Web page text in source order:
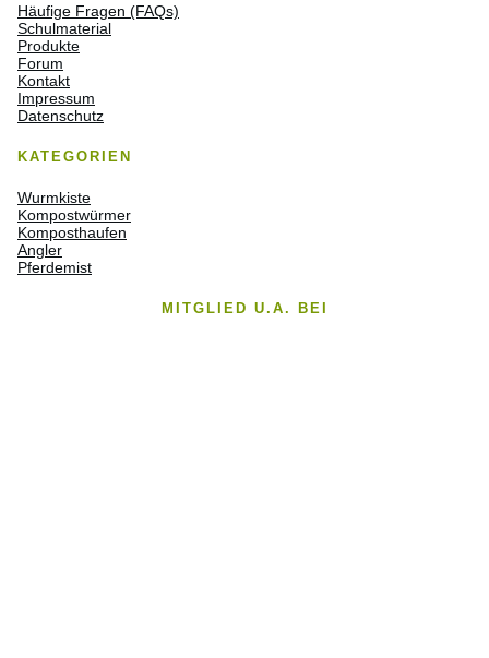
Häufige Fragen (FAQs)
Schulmaterial
Produkte
Forum
Kontakt
Impressum
Datenschutz
KATEGORIEN
Wurmkiste
Kompostwürmer
Komposthaufen
Angler
Pferdemist
MITGLIED U.A. BEI